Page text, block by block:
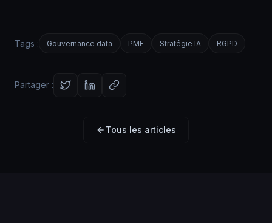
Tags : Gouvernance data PME Stratégie IA RGPD
Partager :
Tous les articles